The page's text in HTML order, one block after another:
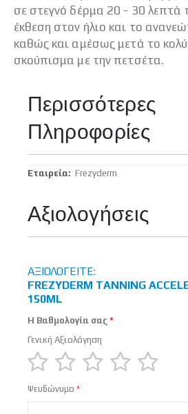
σε στεγνό δέρμα 20 - 30 λεπτά
έκθεση στον ήλιο και το
καθώς και αμέσως μετά το
σκούπισμα με την πετσέτα.
Περισσότερες
Πληροφορίες
ΠερισσότερεςFrezyderm
Αξιολογήσεις
ΑΞΙΟΛΟΓΕΊΤΕ:
FREZYDERM TANNING
150ML
Η Βαθμολογία σας
Γενική Αξιολόγηση
star
stars
stars
stars
stars
Ψευδώνυμο